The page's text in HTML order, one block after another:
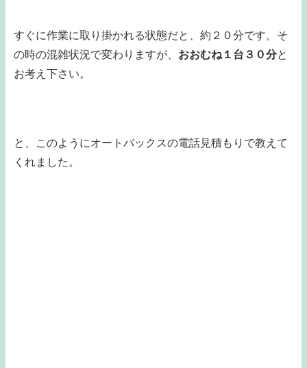
すぐに作業に取り掛かれる状態だと、約２０分です。そ
の時の混雑状況で変わりますが、 おおむね１台３０分と
お考え下さい。
と、このようにオートバックスの電話見積もりで教えて
くれました。